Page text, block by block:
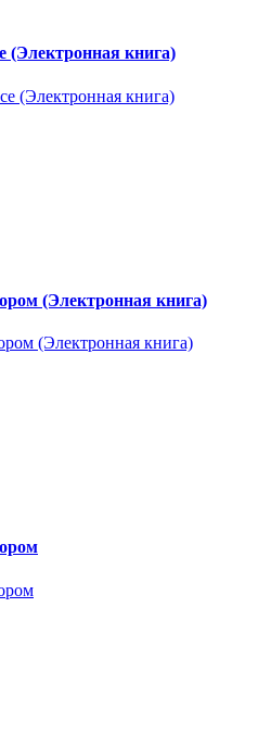
(Электронная книга)
(Электронная книга)